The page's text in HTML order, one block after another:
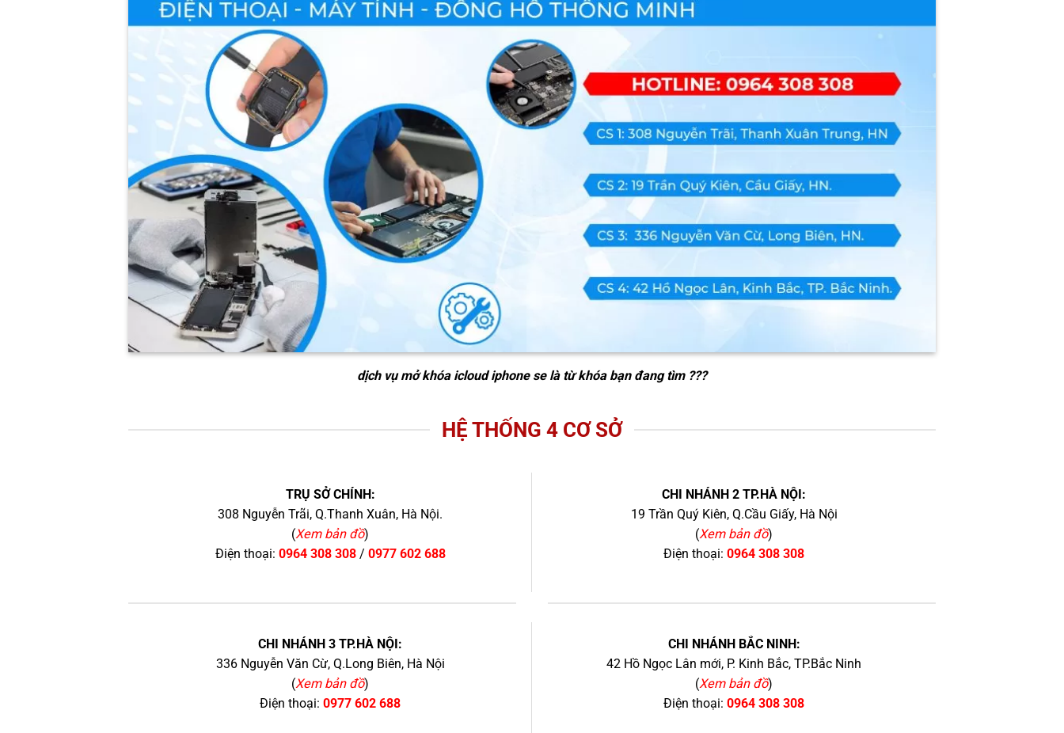
dịch vụ mở khóa icloud iphone selà từ khóa bạn đang tìm ???
HỆ THỐNG 4 CƠ SỞ
TRỤ SỞ CHÍNH:
308 Nguyễn Trãi, Q.Thanh Xuân, Hà Nội.
(Xem bản đồ)
Điện thoại: 0964 308 308/ 0977 602 688
CHI NHÁNH 2 TP.HÀ NỘI:
19 Trần Quý Kiên, Q.Cầu Giấy, Hà Nội
(Xem bản đồ)
Điện thoại: 0964 308 308
CHI NHÁNH 3 TP.HÀ NỘI:
336 Nguyễn Văn Cừ, Q.Long Biên, Hà Nội
(Xem bản đồ)
Điện thoại: 0977 602 688
CHI NHÁNH BẮC NINH:
42 Hồ Ngọc Lân mới, P. Kinh Bắc, TP.Bắc Ninh
(Xem bản đồ)
Điện thoại: 0964 308 308